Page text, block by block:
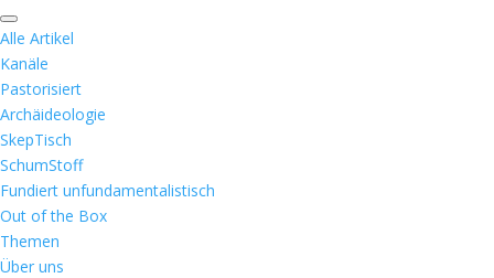
Alle Artikel
Kanäle
Pastorisiert
Archäideologie
SkepTisch
SchumStoff
Fundiert unfundamentalistisch
Out of the Box
Themen
Über uns